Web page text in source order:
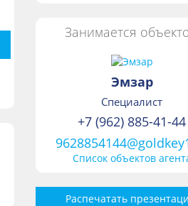
Занимается
Эмзар
Специалист
+7 (962) 885-41-44
Список объектов
Распечатать